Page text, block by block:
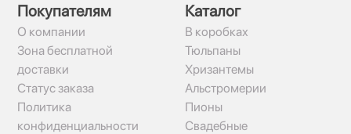
Покупателям
О компании
Зона бесплатной
доставки
Статус заказа
Политика
конфиденциальности
Каталог
В коробках
Тюльпаны
Хризантемы
Альстромерии
Пионы
Свадебные